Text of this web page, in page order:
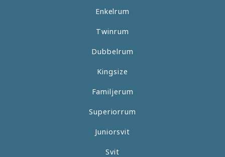
Enkelrum
Twinrum
Dubbelrum
Kingsize
Familjerum
Superiorrum
Juniorsvit
Svit